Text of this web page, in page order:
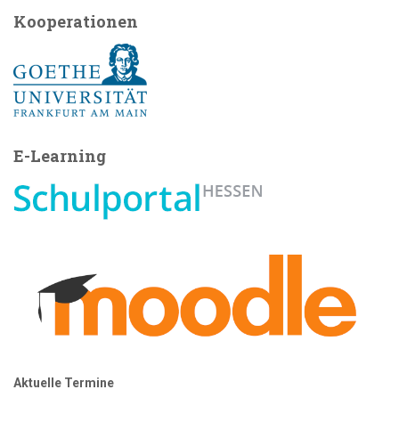
Kooperationen
E-Learning
Aktuelle Termine